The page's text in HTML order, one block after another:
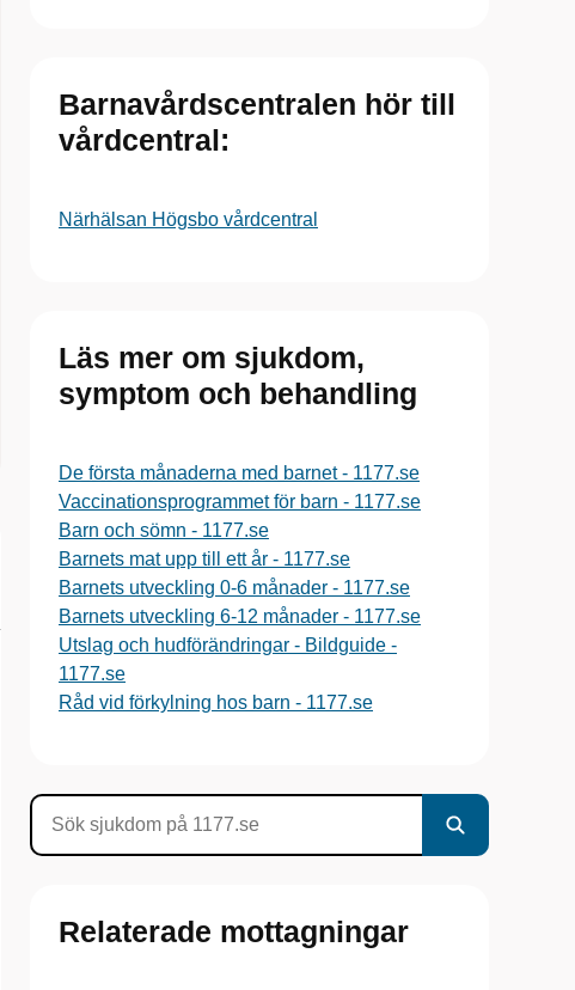
Barnavårdscentralen hör till
vårdcentral:
Närhälsan Högsbo vårdcentral
Läs mer om sjukdom,
symptom och behandling
De första månaderna med barnet - 1177.se
Vaccinationsprogrammet för barn - 1177.se
Barn och sömn - 1177.se
Barnets mat upp till ett år - 1177.se
Barnets utveckling 0-6 månader - 1177.se
Barnets utveckling 6-12 månader - 1177.se
Utslag och hudförändringar - Bildguide -
1177.se
Råd vid förkylning hos barn - 1177.se
Relaterade mottagningar